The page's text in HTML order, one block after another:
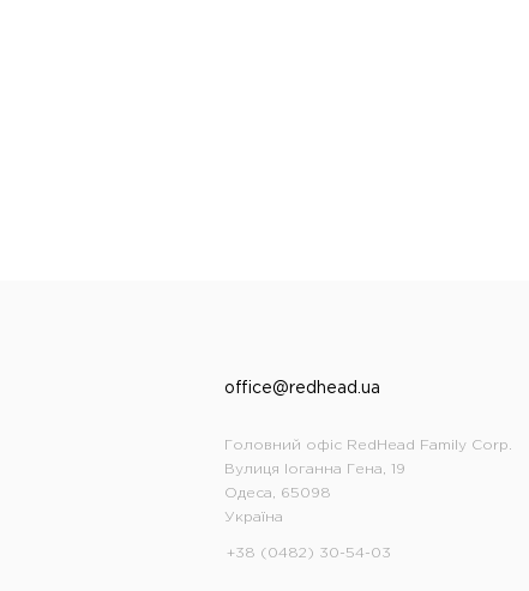
office@redhead.ua
Головний офіс RedHead Family Corp.
Вулиця Іоганна Гена, 19
Одеса, 65098
Україна
+38 (0482) 30-54-03